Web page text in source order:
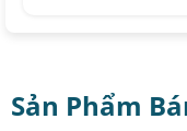
Sản Phẩm